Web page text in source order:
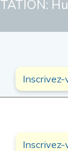
Inscrivez-
Inscrivez-